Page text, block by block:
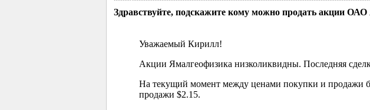
Здравствуйте, подскажите кому можно продать акции
Уважаемый Кирилл!
Акции Ямалгеофизика низколиквидны. Последняя
На текущий момент между ценами покупки и продажи
продажи $2.15.